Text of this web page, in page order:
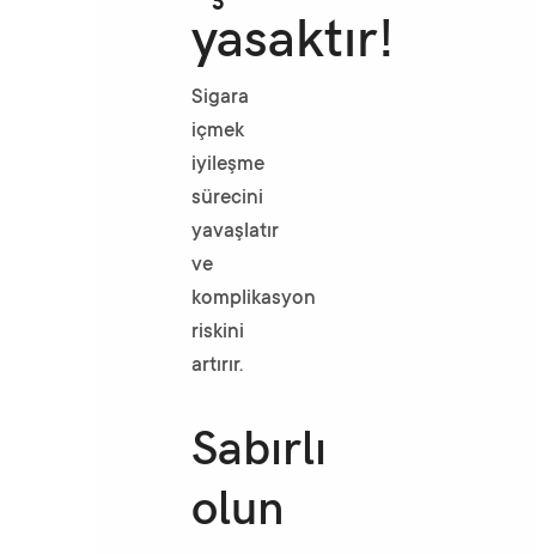
yasaktır!
Sigara
içmek
iyileşme
sürecini
yavaşlatır
ve
komplikasyon
riskini
artırır.
Sabırlı
olun